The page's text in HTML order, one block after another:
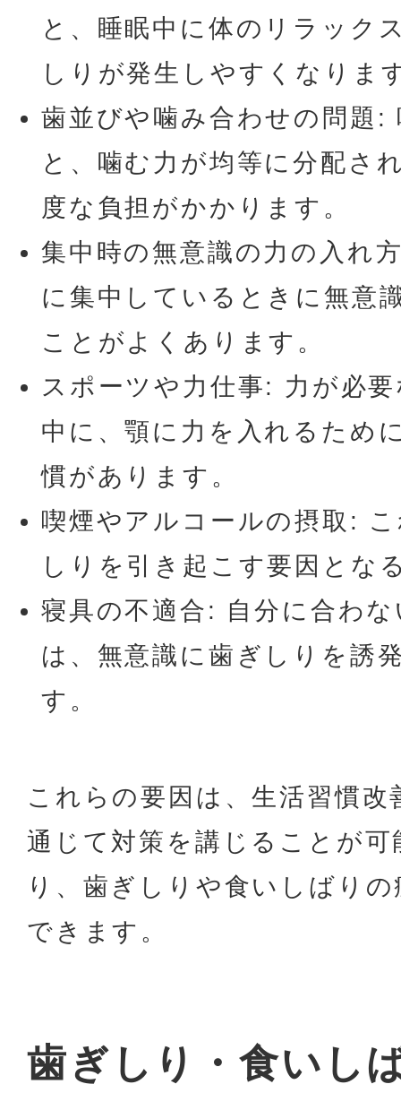
と、睡眠中に体のリラック
しりが発生しやすくなりま
歯並びや噛み合わせの問題:
と、噛む力が均等に分配さ
度な負担がかかります。
集中時の無意識の力の入れ
に集中しているときに無意
ことがよくあります。
スポーツや力仕事: 力が必
中に、顎に力を入れるため
慣があります。
喫煙やアルコールの摂取:
しりを引き起こす要因とな
寝具の不適合: 自分に合わ
は、無意識に歯ぎしりを誘
す。
これらの要因は、生活習慣
通じて対策を講じることが
り、歯ぎしりや食いしばり
できます。
歯ぎしり・食いし